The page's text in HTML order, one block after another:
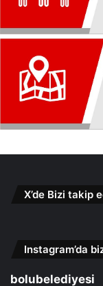
X’de Bizi takip
Instagram’da
bolubelediyesi